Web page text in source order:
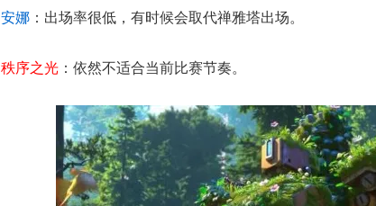
安娜 ：出场率很低，有时候会取代禅雅塔出场。
秩序之光 ：依然不适合当前比赛节奏。